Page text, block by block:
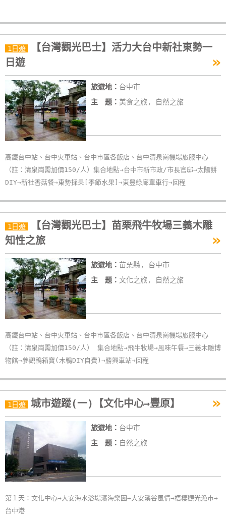
Q&A
國
卡
訂
房
請
款
收
據
合
作
提
案
飯
店
合
作
廠
商
作
旅
伴
計
劃
品
宣
1日遊
【台灣觀光巴士】活力大台中新社東勢一
日遊
»
旅遊地： 台中市
主 題： 美食之旅, 自然之旅
高鐵台中站、台中火車站、台中市區各飯店、台中清泉崗機場旅服中心
（註：清泉崗需加價150/人）集合地點→台中市新市政/市長官邸→太陽餅
DIY→新社香菇餐→東勢採果[季節水果]→東豊綠廊單車行→回程
1日遊
【台灣觀光巴士】苗栗飛牛牧場三義木雕
知性之旅
»
旅遊地： 苗栗縣, 台中市
主 題： 文化之旅, 自然之旅
高鐵台中站、台中火車站、台中市區各飯店、台中清泉崗機場旅服中心
（註：清泉崗需加價150/人） 集合地點→飛牛牧場→風味午餐→三義木雕博
物館→參觀鴨箱寶(木鴨DIY自費)→勝興車站→回程
1日遊 城市遊蹤(一)【文化中心→豐原】 »
旅遊地： 台中市
主 題： 自然之旅
第１天：文化中心→大安海水浴場濱海樂園→大安溪谷風情→梧棲觀光漁市→
台中港